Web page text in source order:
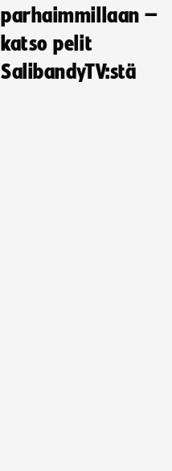
parhaimmillaan –
katso pelit
SalibandyTV:stä